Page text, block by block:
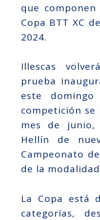
que
Copa BTT XC
2024.
Illescas
prueba
este
competición
mes de
Hellín de
Campeonato
de la
La Copa está
categorías,